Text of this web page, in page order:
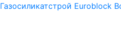
Газосиликатстрой Euroblock